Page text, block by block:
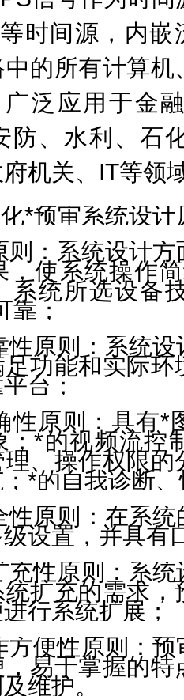
时间源，内嵌
的所有计算
广泛应用于金
防、水利、石
机关、 IT等领
预审系统设计
则：系统设计
，使系统操作
系统所选设备
靠；
性原则：系统
功能和实际
台；
性原则：具有*
；*的视频流控
、操作权限
*的自我诊断
性原则：在系
设置，并具有
充性原则：系
统扩充的需求
行系统扩展；
方便性原则：
易于掌握的
维护。